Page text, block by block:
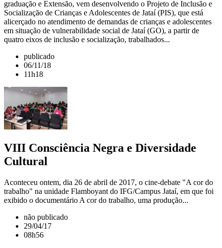
graduação e Extensão, vem desenvolvendo o Projeto de Inclusão e
Socialização de Crianças e Adolescentes de Jataí (PIS), que está
alicerçado no atendimento de demandas de crianças e adolescentes
em situação de vulnerabilidade social de Jataí (GO), a partir de
quatro eixos de inclusão e socialização, trabalhados...
publicado
06/11/18
11h18
VIII Consciência Negra e Diversidade
Cultural
Aconteceu ontem, dia 26 de abril de 2017, o cine-debate "A cor do
trabalho" na unidade Flamboyant do IFG/Campus Jataí, em que foi
exibido o documentário A cor do trabalho, uma produção...
não publicado
29/04/17
08h56